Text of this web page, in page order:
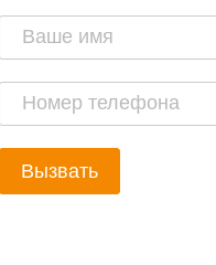
Вызвать